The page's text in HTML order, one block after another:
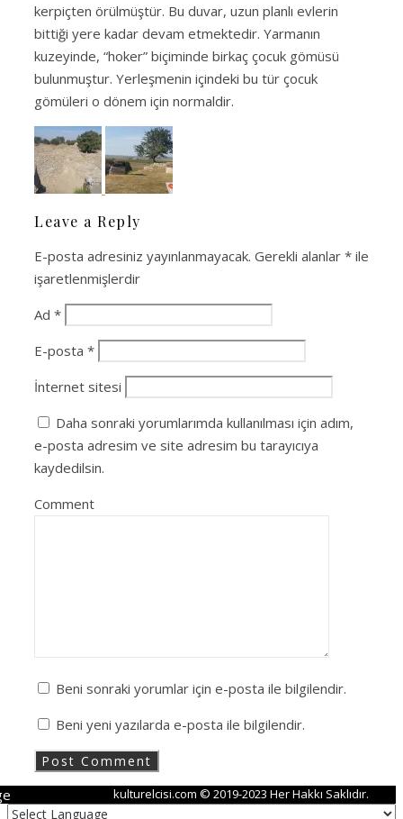
kerpiçten örülmüştür. Bu duvar, uzun planlı evlerin
bittiği yere kadar devam etmektedir. Yarmanın
kuzeyinde, “hoker” biçiminde birkaç çocuk gömüsü
bulunmuştur. Yerleşmenin içindeki bu tür çocuk
gömüleri o dönem için normaldir.
Leave a Reply
E-posta adresiniz yayınlanmayacak. Gerekli alanlar * ile
işaretlenmişlerdir
Ad *
E-posta *
İnternet sitesi
Daha sonraki yorumlarımda kullanılması için adım,
e-posta adresim ve site adresim bu tarayıcıya
kaydedilsin.
Comment
Beni sonraki yorumlar için e-posta ile bilgilendir.
Beni yeni yazılarda e-posta ile bilgilendir.
kulturelcisi.com © 2019-2023 Her Hakkı Saklıdır.